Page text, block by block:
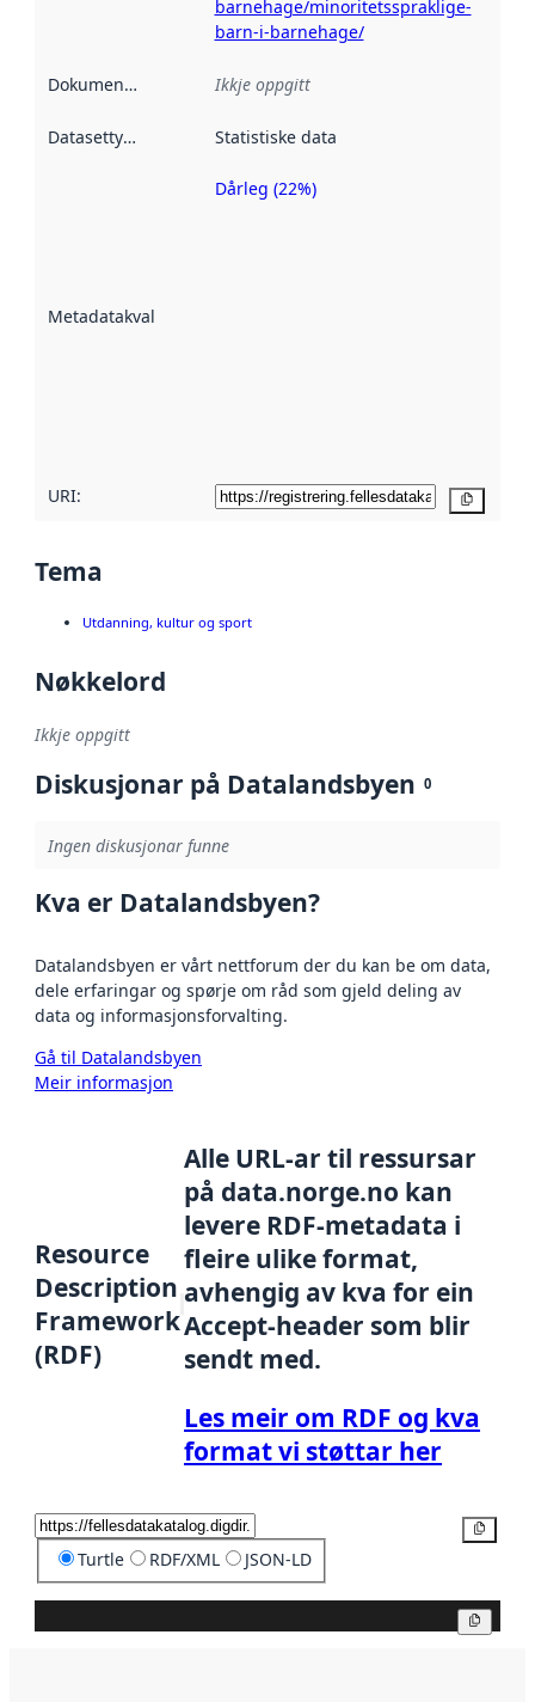
barnehage/minoritetsspraklige-
barn-i-barnehage/
Dokumentasjon Ikkje oppgitt
Datasettype Statistiske data
Metadatakvalitet
Metadatakvalitet
Dårleg (22%)
URI:
Tema
Utdanning, kultur og sport
Nøkkelord
Ikkje oppgitt
Diskusjonar på Datalandsbyen 0
Ingen diskusjonar funne
Kva er Datalandsbyen?
Datalandsbyen er vårt nettforum der du kan be om data,
dele erfaringar og spørje om råd som gjeld deling av
data og informasjonsforvalting.
Gå til Datalandsbyen
Meir informasjon
Resource
Description
Framework
(RDF)
Alle URL-ar til ressursar
på data.norge.no kan
levere RDF-metadata i
fleire ulike format,
avhengig av kva for ein
Accept-header som blir
sendt med.
Les meir om RDF og kva
format vi støttar her
Turtle RDF/XML JSON-LD